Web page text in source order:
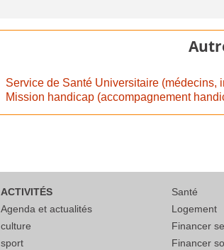
Service de Santé Universitaire
Mission handicap (accompagnement
ACTIVITÉS
Agenda et actualités
culture
sport
Santé
Logement
Financer
Financer